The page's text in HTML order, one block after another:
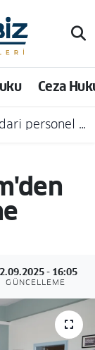
Ceza
açığa alındı
- 16:05
GÜNCELLEME